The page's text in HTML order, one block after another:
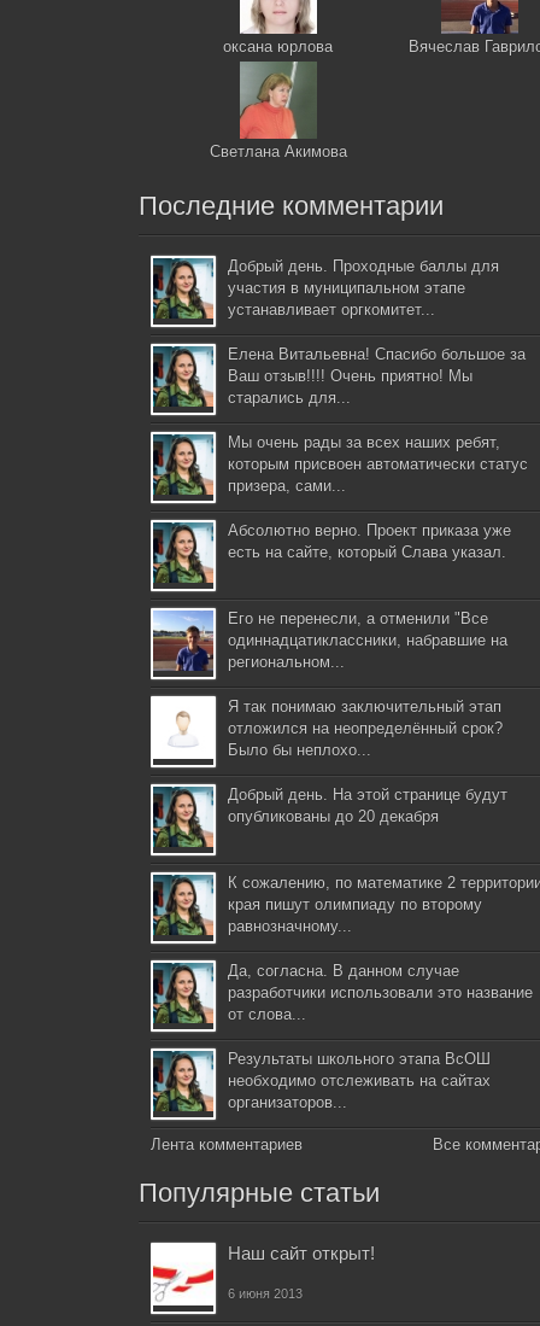
оксана юрлова Вячеслав
Светлана Акимова
Последние комментарии
Добрый день. Проходные баллы для
участия в муниципальном этапе
устанавливает оргкомитет...
Елена Витальевна! Спасибо большое за
Ваш отзыв!!!! Очень приятно! Мы
старались для...
Мы очень рады за всех наших ребят,
которым присвоен автоматически статус
призера, сами...
Абсолютно верно. Проект приказа уже
есть на сайте, который Слава указал.
Его не перенесли, а отменили "Все
одиннадцатиклассники, набравшие на
региональном...
Я так понимаю заключительный этап
отложился на неопределённый срок?
Было бы неплохо...
Добрый день. На этой странице будут
опубликованы до 20 декабря
К сожалению, по математике 2
края пишут олимпиаду по второму
равнозначному...
Да, согласна. В данном случае
разработчики использовали это название
от слова...
Результаты школьного этапа ВсОШ
необходимо отслеживать на сайтах
организаторов...
Лента комментариев Все
Популярные статьи
Наш сайт открыт!
6 июня 2013